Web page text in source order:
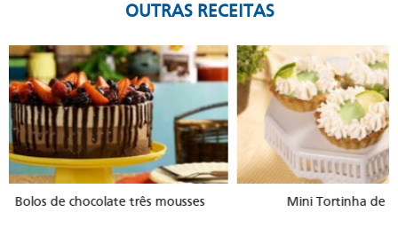
OUTRAS RECEITAS
Mini Tortinha de Limão Panqueca